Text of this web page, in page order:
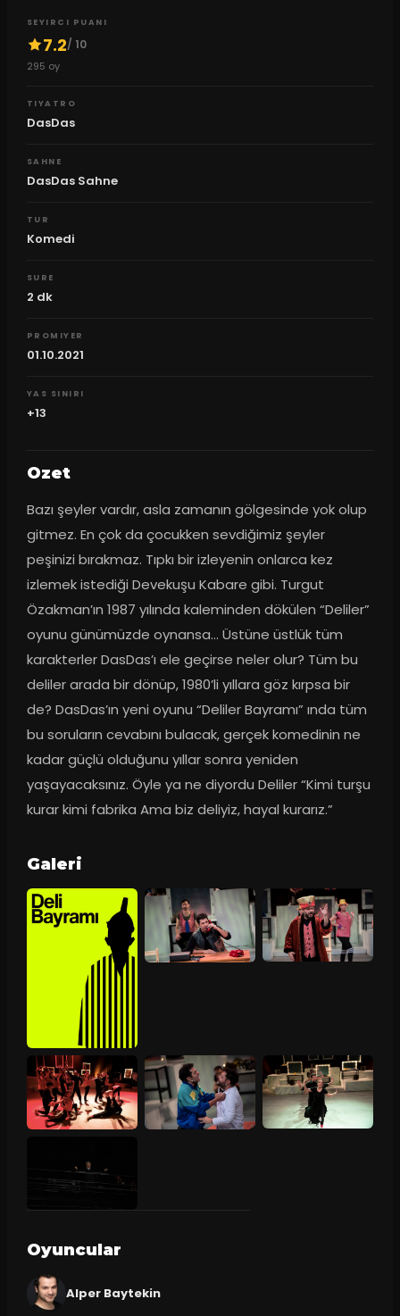
SEYIRCI PUANI
7.2/ 10
295 oy
TIYATRO
DasDas
SAHNE
DasDas Sahne
TUR
Komedi
SURE
2 dk
PROMIYER
01.10.2021
YAS SINIRI
+13
Ozet
Bazı şeyler vardır, asla zamanın gölgesinde yok olup
gitmez. En çok da çocukken sevdiğimiz şeyler
peşinizi bırakmaz. Tıpkı bir izleyenin onlarca kez
izlemek istediği Devekuşu Kabare gibi. Turgut
Özakman’ın 1987 yılında kaleminden dökülen “Deliler”
oyunu günümüzde oynansa… Üstüne üstlük tüm
karakterler DasDas’ı ele geçirse neler olur? Tüm bu
deliler arada bir dönüp, 1980’li yıllara göz kırpsa bir
de? DasDas’ın yeni oyunu “Deliler Bayramı” ında tüm
bu soruların cevabını bulacak, gerçek komedinin ne
kadar güçlü olduğunu yıllar sonra yeniden
yaşayacaksınız. Öyle ya ne diyordu Deliler “Kimi turşu
kurar kimi fabrika Ama biz deliyiz, hayal kurarız.”
Galeri
Oyuncular
Alper Baytekin